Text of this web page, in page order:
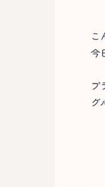
こ
今
プ
グ